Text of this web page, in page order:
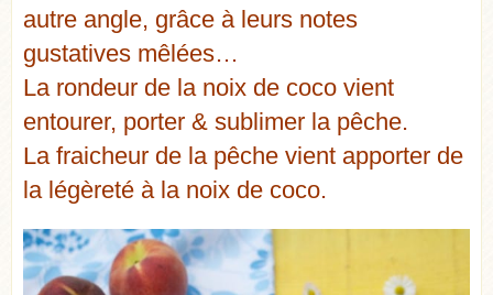
autre angle, grâce à leurs notes
gustatives mêlées…
La rondeur de la noix de coco vient
entourer, porter & sublimer la pêche.
La fraicheur de la pêche vient apporter de
la légèreté à la noix de coco.